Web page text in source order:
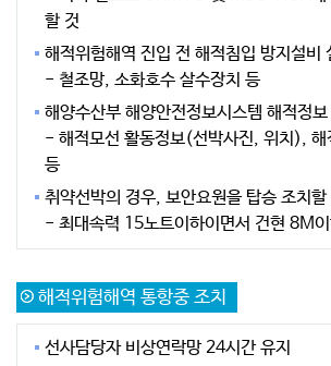
할 것
해적위험해역 진입 전 해적침입 방지설비
- 철조망, 소화호수 살수장치 등
해양수산부 해양안전정보시스템 해적정
- 해적모선 활동정보(선박사진, 위치), 해
등
취약선박의 경우, 보안요원을 탑승 조치할
- 최대속력 15노트이하이면서 건현 8M
해적위험해역 통항중 조치
선사담당자 비상연락망 24시간 유지